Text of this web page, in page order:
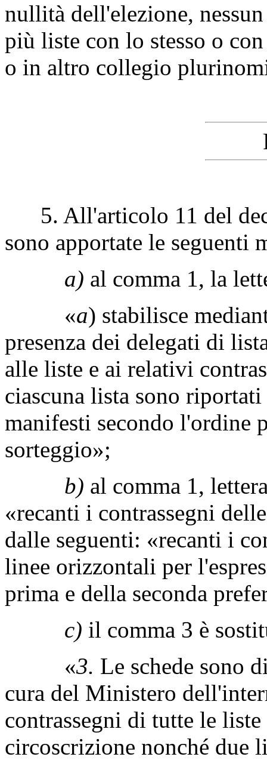
nullità dell'elezione,
più liste con lo stesso o
o in altro collegio
5. All'articolo 11 del
sono apportate le seguenti
a) al comma 1, la
«a) stabilisce
presenza dei delegati di
alle liste e ai relativi
ciascuna lista sono
manifesti secondo l'ordine
sorteggio»;
b) al comma 1,
«recanti i contrassegni
dalle seguenti: «recanti i
linee orizzontali per
prima e della seconda
c) il comma 3 è
«3. Le schede sono
cura del Ministero
contrassegni di tutte le
circoscrizione nonché due